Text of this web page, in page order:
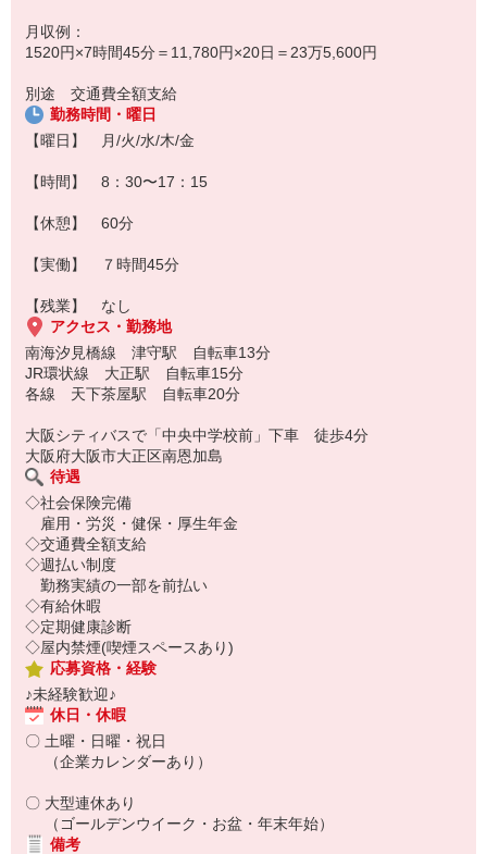
月収例：
1520円×7時間45分＝11,780円×20日＝23万5,600円
別途 交通費全額支給
勤務時間・曜日
【曜日】 月/火/水/木/金
【時間】 8：30〜17：15
【休憩】 60分
【実働】 ７時間45分
【残業】 なし
アクセス・勤務地
南海汐見橋線 津守駅 自転車13分
JR環状線 大正駅 自転車15分
各線 天下茶屋駅 自転車20分
大阪シティバスで「中央中学校前」下車 徒歩4分
大阪府大阪市大正区南恩加島
待遇
◇社会保険完備
雇用・労災・健保・厚生年金
◇交通費全額支給
◇週払い制度
勤務実績の一部を前払い
◇有給休暇
◇定期健康診断
◇屋内禁煙(喫煙スペースあり)
応募資格・経験
♪未経験歓迎♪
休日・休暇
〇 土曜・日曜・祝日
（企業カレンダーあり）
〇 大型連休あり
（ゴールデンウイーク・お盆・年末年始）
備考